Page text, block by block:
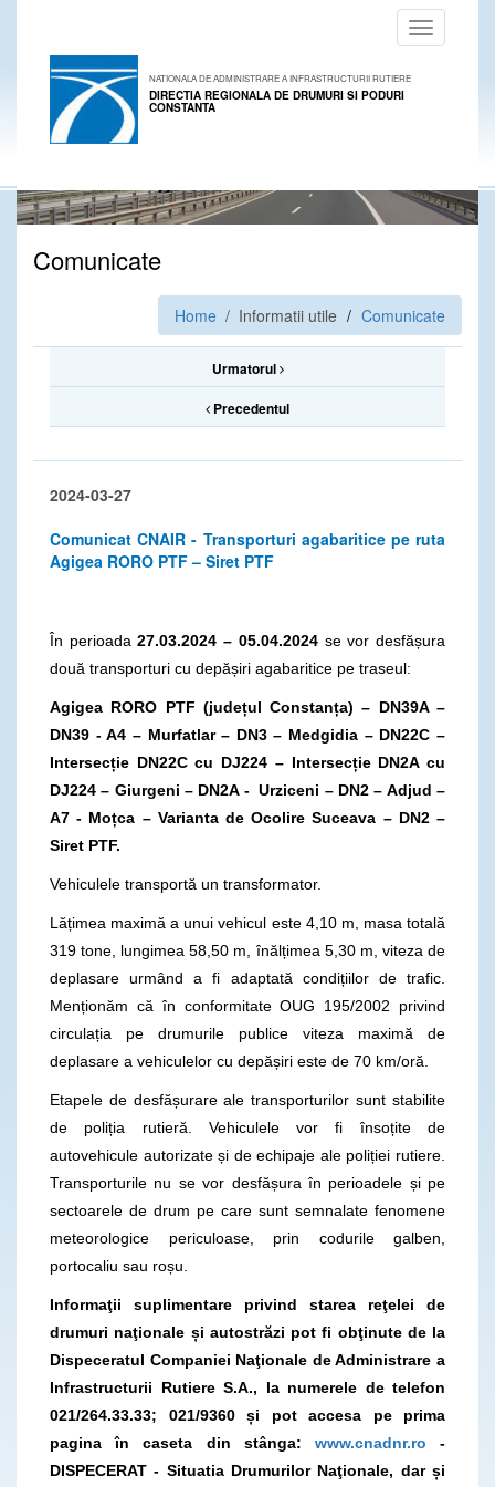
Toggle
navigation
NATIONALA DE ADMINISTRARE A INFRASTRUCTURII RUTIERE
DIRECTIA REGIONALA DE DRUMURI SI PODURI
CONSTANTA
Comunicate
Home / Informatii utile Comunicate
Urmatorul
Precedentul
2024-03-27
Comunicat CNAIR - Transporturi agabaritice pe ruta
Agigea RORO PTF – Siret PTF
În perioada27.03.2024 – 05.04.2024 se vor desfășura
două transporturi cu depășiri agabaritice pe traseul:
Agigea RORO PTF (județul Constanța) – DN39A –
DN39 - A4 – Murfatlar – DN3 – Medgidia – DN22C –
Intersecție DN22C cu DJ224 – Intersecție DN2A cu
DJ224 – Giurgeni – DN2A - Urziceni – DN2 – Adjud –
A7 - Moțca – Varianta de Ocolire Suceava – DN2 –
Siret PTF.
Vehiculele transportă un transformator.
Lățimea maximă a unui vehicul este 4,10 m, masa totală
319 tone, lungimea 58,50 m, înălțimea 5,30 m, viteza de
deplasare urmând a fi adaptată condițiilor de trafic.
Menționăm că în conformitate OUG 195/2002 privind
circulația pe drumurile publice viteza maximă de
deplasare a vehiculelor cu depășiri este de 70 km/oră.
Etapele de desfășurare ale transporturilor sunt stabilite
de poliția rutieră. Vehiculele vor fi însoțite de
autovehicule autorizate și de echipaje ale poliției rutiere.
Transporturile nu se vor desfășura în perioadele și pe
sectoarele de drum pe care sunt semnalate fenomene
meteorologice periculoase, prin codurile galben,
portocaliu sau roșu.
Informaţii suplimentare privind starea reţelei de
drumuri naţionale și autostrăzi pot fi obţinute de la
Dispeceratul Companiei Naţionale de Administrare a
Infrastructurii Rutiere S.A., la numerele de telefon
021/264.33.33; 021/9360 și pot accesa pe prima
pagina în caseta din stânga: www.cnadnr.ro -
DISPECERAT - Situatia Drumurilor Naţionale, dar și